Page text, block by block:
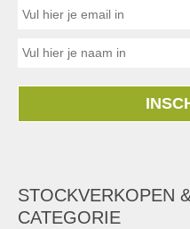
STOCKVERKOPEN
CATEGORIE